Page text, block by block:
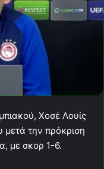
Χοσέ Λουίς
μετά την πρόκριση
με σκορ 1-6.